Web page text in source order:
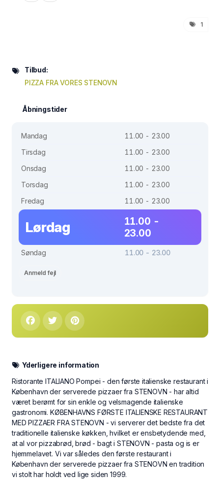
1
Tilbud:
PIZZA FRA VORES STENOVN
Åbningstider
Mandag
11.00 - 23.00
Tirsdag
11.00 - 23.00
Onsdag
11.00 - 23.00
Torsdag
11.00 - 23.00
Fredag
11.00 - 23.00
Lørdag
11.00 -
23.00
Søndag 11.00 - 23.00
Anmeld fejl
Yderligere information
Ristorante ITALIANO Pompei - den første italienske restaurant i
København der serverede pizzaer fra STENOVN - har altid
været berømt for sin enkle og velsmagende italienske
gastronomi. KØBENHAVNS FØRSTE ITALIENSKE RESTAURANT
MED PIZZAER FRA STENOVN - vi serverer det bedste fra det
traditionelle italienske køkken, hvilket er ensbetydende med,
at al vor pizzabrød, brød - bagt i STENOVN - pasta og is er
hjemmelavet. Vi var således den første restaurant i
København der serverede pizzaer fra STENOVN en tradition
vi stolt har holdt ved lige siden 1999.